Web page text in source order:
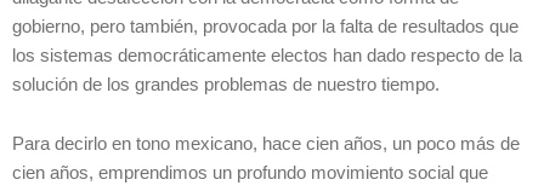
gobierno, pero también, provocada por la falta de resultados que
los sistemas democráticamente electos han dado respecto de la
solución de los grandes problemas de nuestro tiempo.
Para decirlo en tono mexicano, hace cien años, un poco más de
cien años, emprendimos un profundo movimiento social que